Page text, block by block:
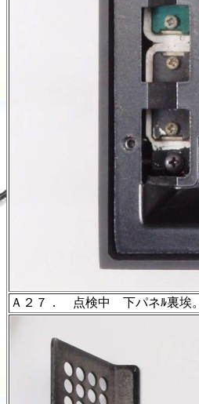
Ａ２７． 点検中 下パネﾙ裏埃。